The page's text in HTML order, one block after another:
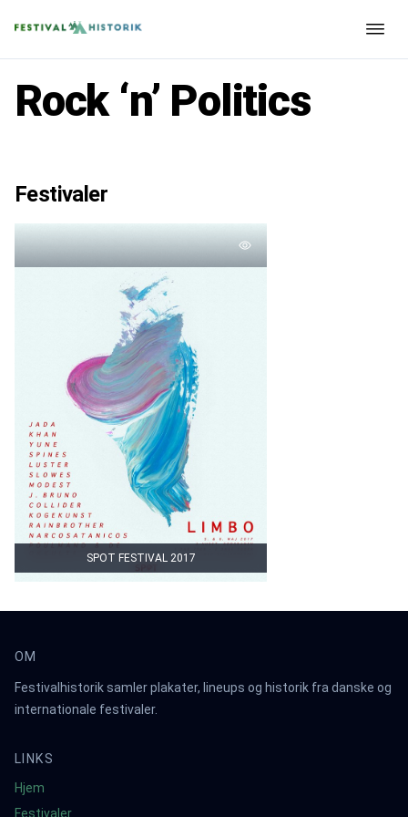
Rock ‘n’ Politics
Festivaler
SPOT FESTIVAL 2017
OM
Festivalhistorik samler plakater, lineups og historik fra danske og
internationale festivaler.
LINKS
Hjem
Festivaler